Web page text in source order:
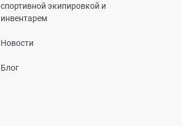
спортивной экипировкой и
инвентарем
Новости
Блог